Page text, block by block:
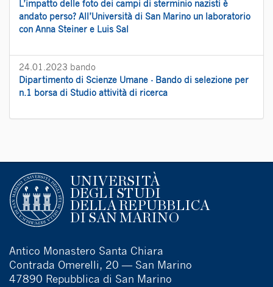
L’impatto delle foto dei campi di sterminio nazisti è
andato perso? All’Università di San Marino un laboratorio
con Anna Steiner e Luis Sal
24.01.2023 bando
Dipartimento di Scienze Umane - Bando di selezione per
n.1 borsa di Studio attività di ricerca
UNIVERSITÀ
DEGLI STUDI
DELLA REPUBBLICA
DI SAN MARINO
Antico Monastero Santa Chiara
Contrada Omerelli, 20 — San Marino
47890 Repubblica di San Marino